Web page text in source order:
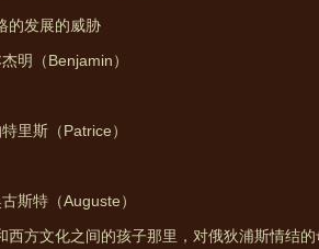
的发展的威胁
明（Benjamin）
里斯（Patrice）
斯特（Auguste）
西方文化之间的孩子那里，对俄狄浦斯情结